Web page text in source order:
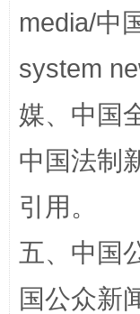
站台名
media/中
system
媒、中国
中国法制
引用。
五、中国
国公众新